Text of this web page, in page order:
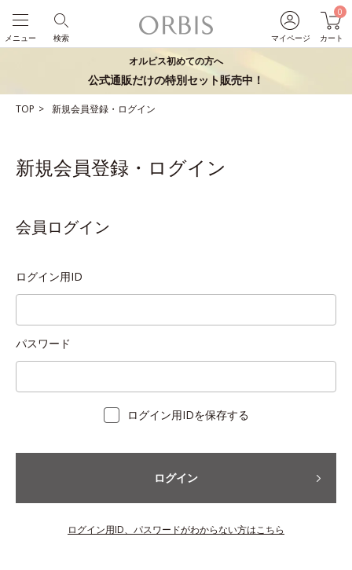
マイページ
0
カート
検索
メニュー
オルビス初めての方へ
公式通販だけの特別セット販売中！
TOP 新規会員登録・ログイン
新規会員登録・ログイン
会員ログイン
ログイン用ID
パスワード
ログイン用IDを保存する
ログイン
ログイン用ID、パスワードがわからない方はこちら